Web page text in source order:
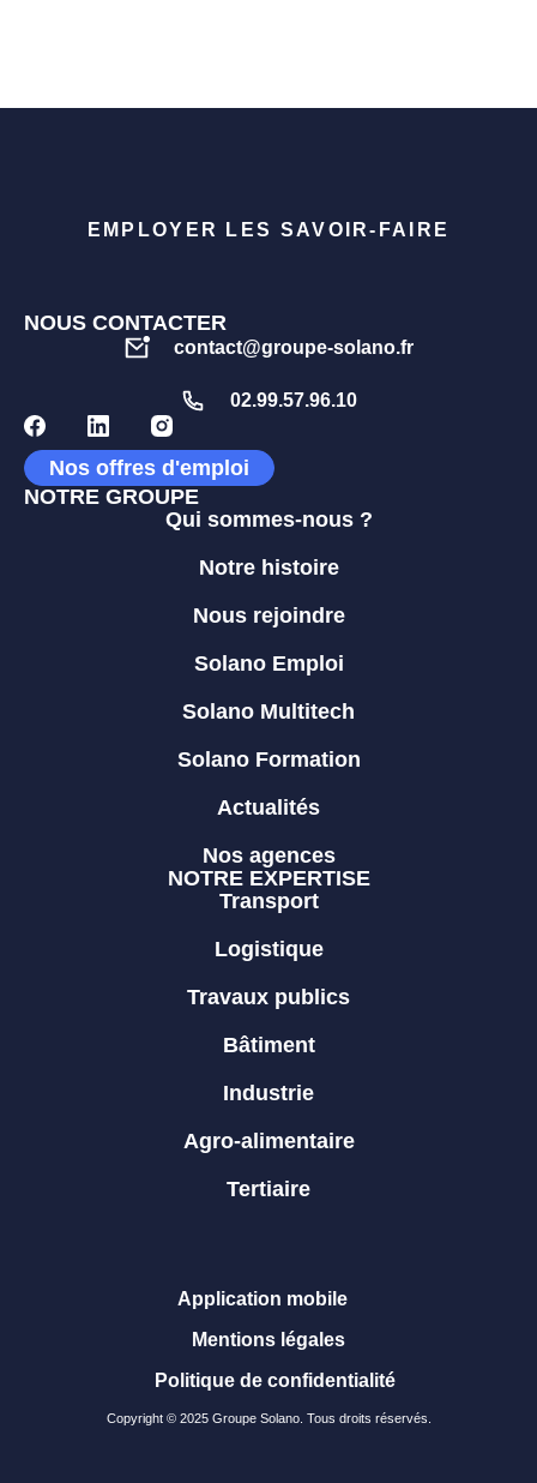
EMPLOYER LES SAVOIR-FAIRE
NOUS CONTACTER
contact@groupe-solano.fr
02.99.57.96.10
Nos offres d'emploi
NOTRE GROUPE
Qui sommes-nous ?
Notre histoire
Nous rejoindre
Solano Emploi
Solano Multitech
Solano Formation
Actualités
Nos agences
NOTRE EXPERTISE
Transport
Logistique
Travaux publics
Bâtiment
Industrie
Agro-alimentaire
Tertiaire
Copyright © 2025 Groupe Solano. Tous droits réservés.
Application mobile
Mentions légales
Politique de confidentialité